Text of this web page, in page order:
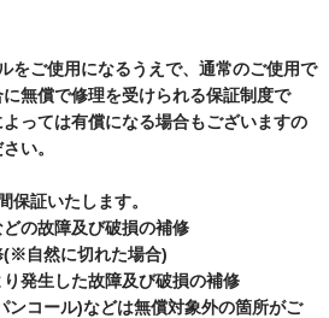
をご使用になるうえで、通常のご使用で
無償で修理を受けられる保証制度で
っては有償になる場合もございますの
い。
保証いたします。
の故障及び破損の補修
(※自然に切れた場合)
発生した故障及び破損の補修
コール)などは無償対象外の箇所がご